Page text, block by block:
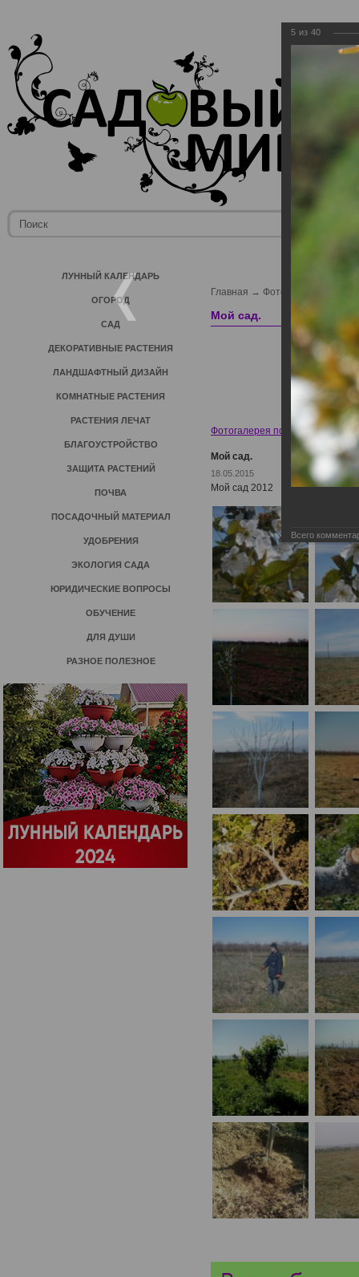
ЛУННЫЙ КАЛЕНДАРЬ
ОГОРОД
САД
ДЕКОРАТИВНЫЕ РАСТЕНИЯ
ЛАНДШАФТНЫЙ ДИЗАЙН
КОМНАТНЫЕ РАСТЕНИЯ
РАСТЕНИЯ ЛЕЧАТ
БЛАГОУСТРОЙСТВО
ЗАЩИТА РАСТЕНИЙ
ПОЧВА
ПОСАДОЧНЫЙ МАТЕРИАЛ
УДОБРЕНИЯ
ЭКОЛОГИЯ САДА
ЮРИДИЧЕСКИЕ ВОПРОСЫ
ОБУЧЕНИЕ
ДЛЯ ДУШИ
РАЗНОЕ ПОЛЕЗНОЕ
Главная → Фотогалерея
Мой сад.
Фотогалерея пользователей »
Мой сад.
18.05.2015
Мой сад 2012
5 из 40
Всего